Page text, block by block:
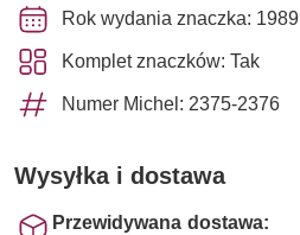
Rok wydania znaczka: 1989
Komplet znaczków: Tak
Numer Michel: 2375-2376
Wysyłka i dostawa
Przewidywana dostawa: